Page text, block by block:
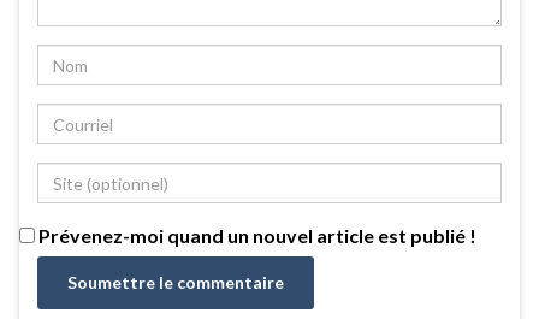
Prévenez-moi quand un nouvel article est publié !